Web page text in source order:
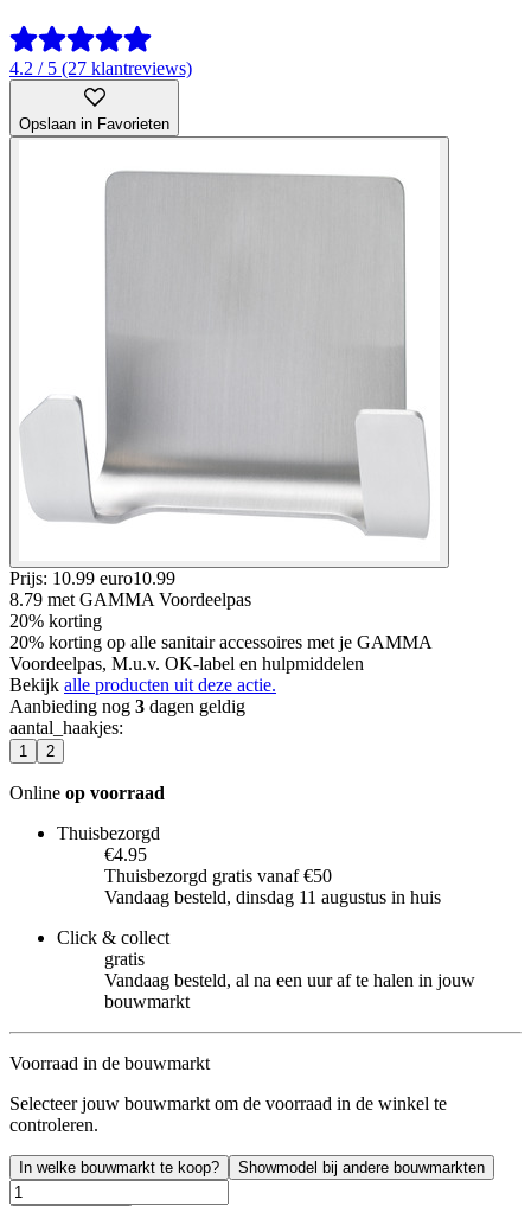
4.2 / 5 (27 klantreviews)
Opslaan in Favorieten
Prijs: 10.99 euro10.99
8.79 met GAMMA Voordeelpas
20% korting
20% korting op alle sanitair accessoires met je GAMMA
Voordeelpas, M.u.v. OK-label en hulpmiddelen
Bekijk alle producten uit deze actie.
Aanbieding nog 3 dagen geldig
aantal_haakjes:
1 2
Online op voorraad
Thuisbezorgd
€4.95
Thuisbezorgd gratis vanaf €50
Vandaag besteld, dinsdag 11 augustus in huis
Click & collect
gratis
Vandaag besteld, al na een uur af te halen in jouw
bouwmarkt
Voorraad in de bouwmarkt
Selecteer jouw bouwmarkt om de voorraad in de winkel te
controleren.
In welke bouwmarkt te koop? Showmodel bij andere bouwmarkten